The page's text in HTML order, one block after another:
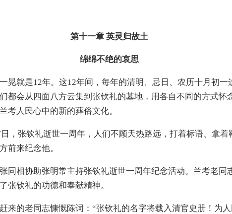
第十一章 英灵归故土
绵绵不绝的哀思
就是12年。这12年间，每年的清明、忌日、农历十月初一
都会从四面八方云集到张钦礼的墓地，用各自不同的方式怀
考人民心中的新的葬俗文化。
张钦礼逝世一周年，人们不顾天热路远，打着标语、拿着
前来纪念他。
相协助张明常主持张钦礼逝世一周年纪念活动。兰考老同
张钦礼的功德和奉献精神。
的老同志慷慨陈词：“张钦礼的名字将载入清官史册！为